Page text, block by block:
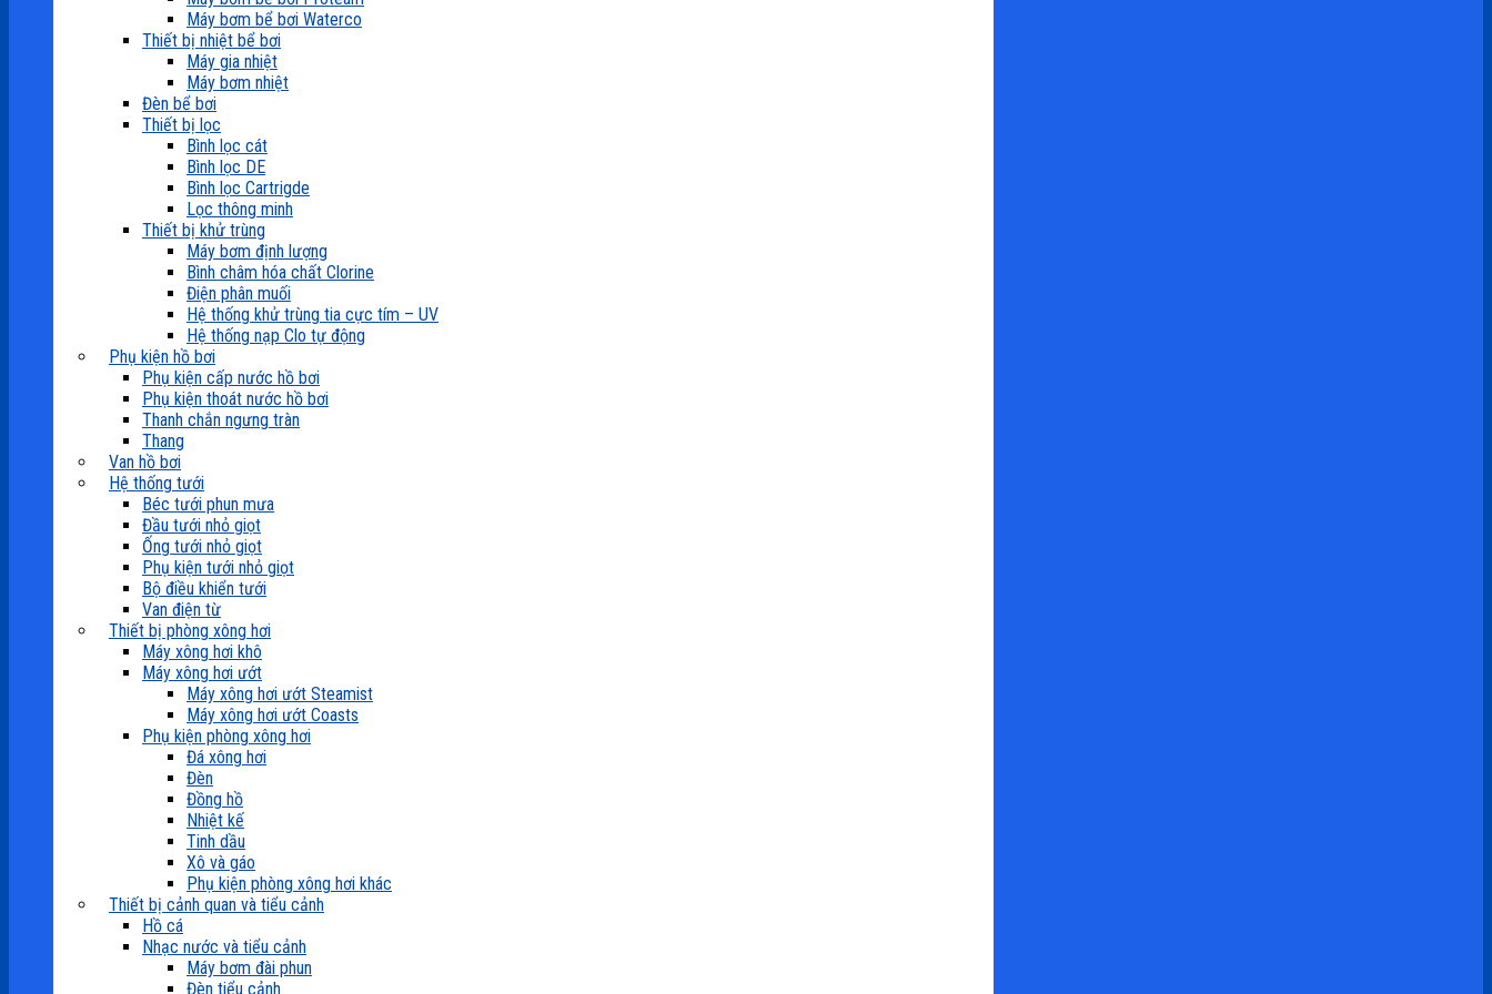
Máy bơm bể bơi Waterco
Thiết bị nhiệt bể bơi
Máy gia nhiệt
Máy bơm nhiệt
Đèn bể bơi
Thiết bị lọc
Bình lọc cát
Bình lọc DE
Bình lọc Cartrigde
Lọc thông minh
Thiết bị khử trùng
Máy bơm định lượng
Bình châm hóa chất Clorine
Điện phân muối
Hệ thống khử trùng tia cực tím – UV
Hệ thống nạp Clo tự động
Phụ kiện hồ bơi
Phụ kiện cấp nước hồ bơi
Phụ kiện thoát nước hồ bơi
Thanh chắn ngưng tràn
Thang
Van hồ bơi
Hệ thống tưới
Béc tưới phun mưa
Đầu tưới nhỏ giọt
Ống tưới nhỏ giọt
Phụ kiện tưới nhỏ giọt
Bộ điều khiển tưới
Van điện từ
Thiết bị phòng xông hơi
Máy xông hơi khô
Máy xông hơi ướt
Máy xông hơi ướt Steamist
Máy xông hơi ướt Coasts
Phụ kiện phòng xông hơi
Đá xông hơi
Đèn
Đồng hồ
Nhiệt kế
Tinh dầu
Xô và gáo
Phụ kiện phòng xông hơi khác
Thiết bị cảnh quan và tiểu cảnh
Hồ cá
Nhạc nước và tiểu cảnh
Máy bơm đài phun
Đèn tiểu cảnh